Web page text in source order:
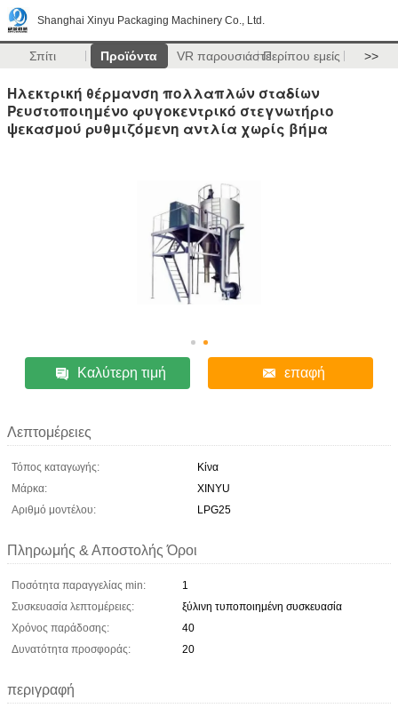
Shanghai Xinyu Packaging Machinery Co., Ltd.
Σπίτι Προϊόντα VR παρουσιάστεΠερίπου εμείς >>
Ηλεκτρική θέρμανση πολλαπλών σταδίων
Ρευστοποιημένο φυγοκεντρικό στεγνωτήριο
ψεκασμού ρυθμιζόμενη αντλία χωρίς βήμα
Καλύτερη τιμή επαφή
Λεπτομέρειες
Τόπος καταγωγής:
Κίνα
Μάρκα:
XINYU
Αριθμό μοντέλου:
LPG25
Πληρωμής & Αποστολής Όροι
Ποσότητα παραγγελίας min:
1
Συσκευασία λεπτομέρειες:
ξύλινη τυποποιημένη συσκευασία
Χρόνος παράδοσης:
40
Δυνατότητα προσφοράς:
20
περιγραφή